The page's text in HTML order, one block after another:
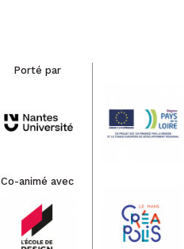
Porté par
Co-animé avec